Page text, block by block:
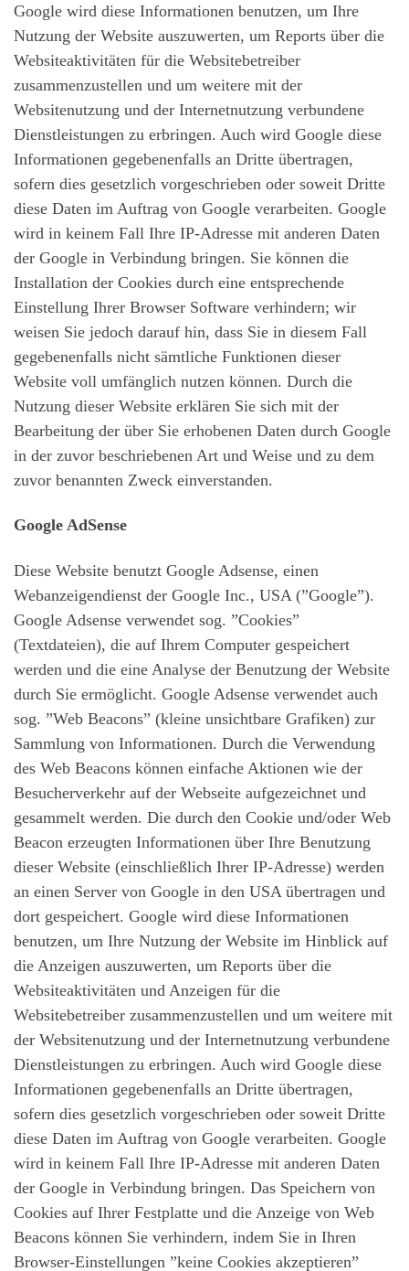
Google wird diese Informationen benutzen, um Ihre
Nutzung der Website auszuwerten, um Reports über die
Websiteaktivitäten für die Websitebetreiber
zusammenzustellen und um weitere mit der
Websitenutzung und der Internetnutzung verbundene
Dienstleistungen zu erbringen. Auch wird Google diese
Informationen gegebenenfalls an Dritte übertragen,
sofern dies gesetzlich vorgeschrieben oder soweit Dritte
diese Daten im Auftrag von Google verarbeiten. Google
wird in keinem Fall Ihre IP-Adresse mit anderen Daten
der Google in Verbindung bringen. Sie können die
Installation der Cookies durch eine entsprechende
Einstellung Ihrer Browser Software verhindern; wir
weisen Sie jedoch darauf hin, dass Sie in diesem Fall
gegebenenfalls nicht sämtliche Funktionen dieser
Website voll umfänglich nutzen können. Durch die
Nutzung dieser Website erklären Sie sich mit der
Bearbeitung der über Sie erhobenen Daten durch Google
in der zuvor beschriebenen Art und Weise und zu dem
zuvor benannten Zweck einverstanden.
Google AdSense
Diese Website benutzt Google Adsense, einen
Webanzeigendienst der Google Inc., USA (”Google”).
Google Adsense verwendet sog. ”Cookies”
(Textdateien), die auf Ihrem Computer gespeichert
werden und die eine Analyse der Benutzung der Website
durch Sie ermöglicht. Google Adsense verwendet auch
sog. ”Web Beacons” (kleine unsichtbare Grafiken) zur
Sammlung von Informationen. Durch die Verwendung
des Web Beacons können einfache Aktionen wie der
Besucherverkehr auf der Webseite aufgezeichnet und
gesammelt werden. Die durch den Cookie und/oder Web
Beacon erzeugten Informationen über Ihre Benutzung
dieser Website (einschließlich Ihrer IP-Adresse) werden
an einen Server von Google in den USA übertragen und
dort gespeichert. Google wird diese Informationen
benutzen, um Ihre Nutzung der Website im Hinblick auf
die Anzeigen auszuwerten, um Reports über die
Websiteaktivitäten und Anzeigen für die
Websitebetreiber zusammenzustellen und um weitere mit
der Websitenutzung und der Internetnutzung verbundene
Dienstleistungen zu erbringen. Auch wird Google diese
Informationen gegebenenfalls an Dritte übertragen,
sofern dies gesetzlich vorgeschrieben oder soweit Dritte
diese Daten im Auftrag von Google verarbeiten. Google
wird in keinem Fall Ihre IP-Adresse mit anderen Daten
der Google in Verbindung bringen. Das Speichern von
Cookies auf Ihrer Festplatte und die Anzeige von Web
Beacons können Sie verhindern, indem Sie in Ihren
Browser-Einstellungen ”keine Cookies akzeptieren”